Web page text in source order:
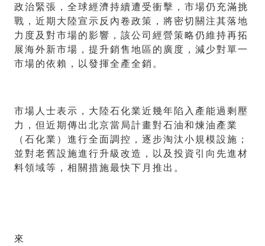
政治緊張，全球經濟持續遭受衝擊，市場仍充滿挑
戰，近期大陸宣示反內卷政策，將密切關注其落地
力度及對市場的影響，該公司經營策略仍維持再拓
展海外新市場，提升銷售地區的廣度，減少對單一
市場的依賴，以發揮全產全銷。
市場人士表示，大陸石化業近幾年陷入產能過剩壓
力，但近期傳出北京當局計畫對石油和煉油產業
（石化業）進行全面調控，逐步淘汰小規模設施；
並對老舊設施進行升級改造，以及投資引向先進材
料領域等，相關措施最快下月推出。
來